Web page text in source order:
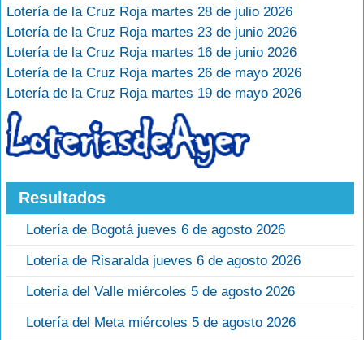
Lotería de la Cruz Roja martes 28 de julio 2026
Lotería de la Cruz Roja martes 23 de junio 2026
Lotería de la Cruz Roja martes 16 de junio 2026
Lotería de la Cruz Roja martes 26 de mayo 2026
Lotería de la Cruz Roja martes 19 de mayo 2026
Resultados
Lotería de Bogotá jueves 6 de agosto 2026
Lotería de Risaralda jueves 6 de agosto 2026
Lotería del Valle miércoles 5 de agosto 2026
Lotería del Meta miércoles 5 de agosto 2026